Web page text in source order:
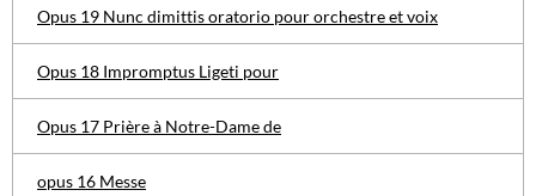
Opus 19 Nunc dimittis oratorio pour orchestre et voix
Opus 18 Impromptus Ligeti pour
Opus 17 Prière à Notre-Dame de
opus 16 Messe